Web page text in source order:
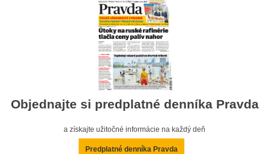
Objednajte si predplatné denníka Pravda
a získajte užitočné informácie na každý deň
Predplatné denníka Pravda